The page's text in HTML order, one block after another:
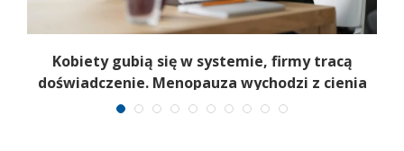
Kobiety gubią się w systemie, firmy tracą
doświadczenie. Menopauza wychodzi z cienia